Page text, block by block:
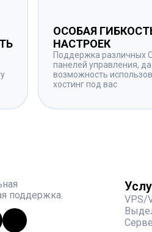
ОСОБАЯ
НАСТРОЕК
Поддержка различных
панелей управления,
возможность
хостинг под вас
поддержка.
VPS/